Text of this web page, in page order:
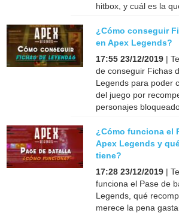
hitbox, y cuál es la
¿Cómo conseguir
en Apex Legends?
17:55 23/12/2019 |
de conseguir Fichas
Legends para poder
del juego por
personajes
¿Cómo funciona el
Apex Legends y
tiene?
17:28 23/12/2019 |
funciona el Pase de
Legends, qué
merece la pena